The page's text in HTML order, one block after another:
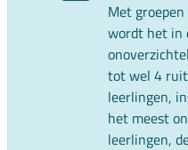
Met
wordt het in
tot wel 4
leerlingen,
het meest
leerlingen,